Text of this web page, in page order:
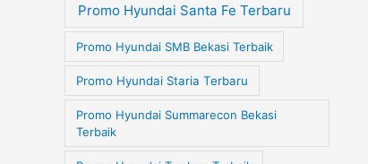
Promo Hyundai Santa Fe Terbaru
Promo Hyundai SMB Bekasi Terbaik
Promo Hyundai Staria Terbaru
Promo Hyundai Summarecon Bekasi
Terbaik